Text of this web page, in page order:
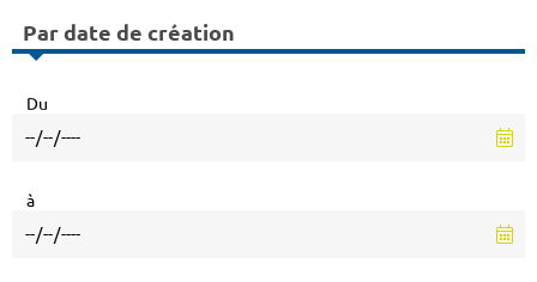
Par date de création
Du
à